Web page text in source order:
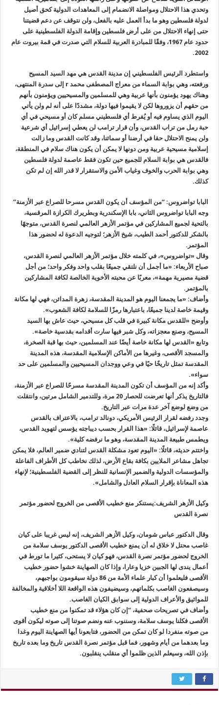
وتحدي هذا الاحتلال ومواصلة الانضمام إلى المعاهدات الدولية كحق أصيل
لدولة فلسطين وهو ما بدأ العمل عليه بالفعل، ولن نتوقف عن دعم قضيتنا
حتى إنهاء الاحتلال من على أرض فلسطين وإقامة الدولة الفلسطينية على
حدود عام 1967، وفقًا للمبادرة العربية للسلام التي صدرت في قمة بيروت عام
2002.
واستطرد الرئيس الفلسطيني إن مدينة القدس هي مهد السيد المسيح
ورفعته، وهي بوابة السماء من معراج المصطفى محمد r إلى سدرة المنتهى،
وهناك يهود يؤمنون بأنها عربية وهي للمسلمين والمسيحيين ويؤمنون بأنهم
من حقهم أن يزوروها لكن لا يقيموا فيها دولة، مشددًا على أنه لم ولن يأتي
اليوم الذي يساوم فيه أو يُفرط أي فلسطيني مسلم كان أو مسيحي في أي
حبة رمل من تراب القدس، وأن قرار ترامب لن يعطي إسرائيل أي شرعية
ولن يمنح الاحتلال حقا في أرضنا أو سمائنا، وقد كانت القدس وما زالت
إسلامية مسيحية عربية ومن دونها لا يمكن أن يكون هناك سلام في المنطقة،
فالقدس هي بوابة السلام للجميع حين تكون فقط عاصمة لدولة فلسطين
وهي بوابة الحرب والخوف وغياب الأمن والاستقرار لا قدر الله إن لم تكن
كذلك.
البابا تواضروس: “من المؤسف أن يكون القدس مسرحا للصراع عبر الأزمنة”
وجه البابا تواضروس الثاني، بابا الإسكندرية وبطريرك الكرازة المرقسية،
بالتحية لجميع المشاركين في مؤتمر الأزهر العالمي لنصرة القدس، متوجهًا
بالشكر للدكتور أحمد الطيب، شيخ الأزهر؛ لتوجيه الدعوة له لحضور هذا
المؤتمر.
وقال «تواضروس»، في كلمته خلال مؤتمر الأزهر العالمي لنصرة القدس،
صباح الأربعاء: «ما أجمل أن نلتقي جميعًا بقلب واحد وفكر واحد؛ من أجل
قضية مصيرية مهمة»، معربًا عن محبته الأخوية الخالصة لكافة المشاركين
بالمؤتمر.
وأضاف: «ما يجمعنا اليوم هو المدينة المقدسة، زهرة المدائن، فهي لها مكانة
وقيمة خاصة لدينا جميعًا، باعتبارها رمزًا للسلامة لكافة الشعوب».
وأوضح «للقدس مكانة كبيرة في قلب كل مسيحي، حيث عاش بها السيد
المسيح، وصنع معجزاته، وكل شبر فيها سارت أقدامه بقدسية خاصة».
وتابع «القدس لها مكانة خاصة أيضًا عند المسلمين، حيث بها قبة الصخرة،
والمسجد الأقصى، وغيرها من الأماكن الإسلامية المقدسة، هذه المدينة
المقدسة تمثل تاريخًا حيًا في وعي ووجدان المسيحيين والمسلمين على حد
سواء».
وأكد إنه من المؤسف أن تكون المدينة المقدسة مسرحًا للصراع عبر الأزمنة،
فالتاريخ يذكر أنها تعرضت للحصار 20 مرة، وللتدمير الشامل مرتين، وانتقلت
من وضع لوضع آخر عدة مرات عبر التاريخ.
وجدد رفضه لقرار الرئيس الأمريكي، دونالد ترامب، بالاعتراف بالقدس
عاصمة لإسرائيل، قائلًا: «هذا القرار بحسب ديباجته يؤسس لتهويد القدس،
ويطمس طبيعة المدينة المقدسة، وهو ما نرفضه كلية».
واختتم حديثه، قائلًا: «اليوم تعود مشكلة القدس لتنادي ضمير العالم، فلا يمكن
تجاهل مشاعر الملايين بكافة بقاع الأرض، لذلك نخاطب كل الأطراف الفاعلة
والمؤسسات الدولية والضمير الإنسانية للنظر إلى القضية الفلسطينية؛ لإنهاء
هذه المعاناة بإقرار السلام العادل والشامل».
وكيل الأزهر الشريف:يستنكر منع خطيب الأقصى من الخروج لحضور مؤتمر
نصرة القدس
وقال الدكتور عباس شومان، وكيل الأزهر الشريف، إنه ليس غريبا على كيان
غاصب محتل لا خلاق له أن يمنع خطيب الأقصى الدكتور يوسف سلامة من
الخروج لحضور مؤتمر نصرة القدس، فهو كيان لا يستحى، كثيرا ما تورط في
أعمال يندى لها الجبين خزيا وعارا، وإذا كان الصهاينة خشوا حضور خطيب
الأقصى فليعلموا أن كبار علماء الأمة من 86 دولة سيقومون بواجبهم،
وسيصفعون الغاصب بكلماتهم، وسيضيفون هذه الواقعة اللا أخلاقية والمخالفة
للمواثيق والأعراف الدولية إلى سوابق الكيان الغاصب.
وأضاف في تصريحات صحفية، “إن كان هؤلاء قد تمكنوا من منع خطيب
الأقصى فكلنا يوسف سلامة، وسننوب عنه ونضم صوتنا إلى صوته ليكون أقوى
من صوته منفردا لو كان تمكن من الحضور، فتابعونا أيها الصهاينة اليوم وغدا
وما بعدهما من أيام وشهور، فما قبل مؤتمر نصرة القدس تاريخ وما بعده تاريخ
بإذن الله، وسيعلم الذين ظلموا أي منقلب ينقلبون.